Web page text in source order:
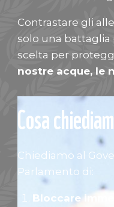
Contrastare gli
solo una battaglia
scelta per
nostre acque, le
Cosa
Chiediamo al
Parlamento di:
Bloccare